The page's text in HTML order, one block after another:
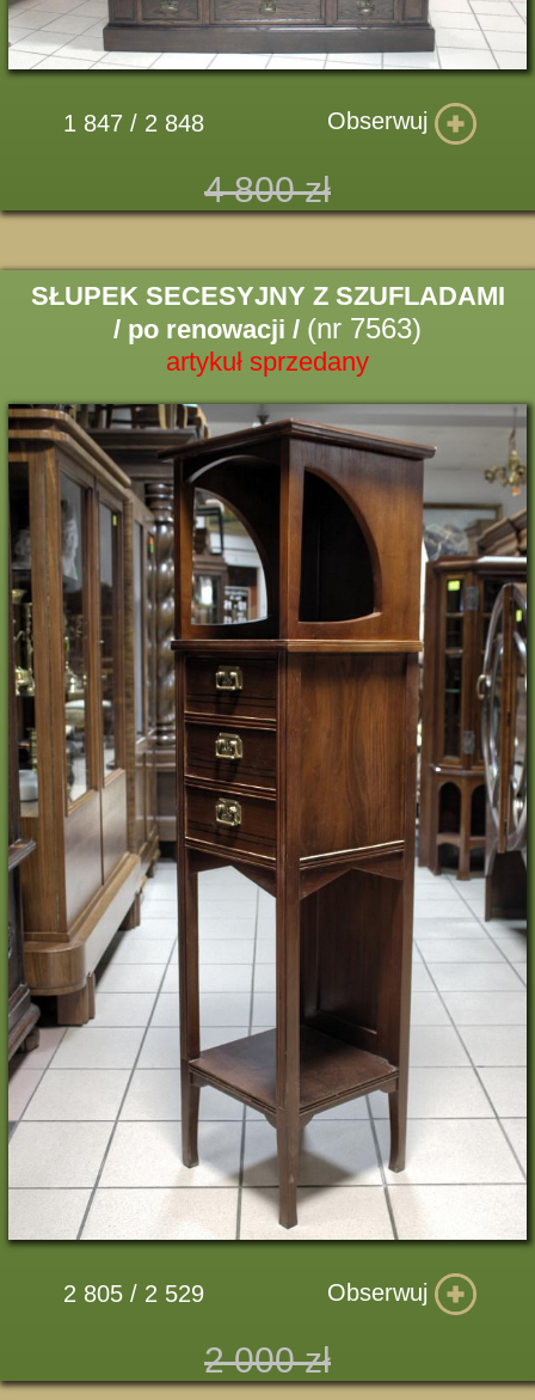
1 847 / 2 848 Obserwuj
4 800 zł
SŁUPEK SECESYJNY Z SZUFLADAMI
/ po renowacji / (nr 7563)
artykuł sprzedany
2 805 / 2 529 Obserwuj
2 000 zł